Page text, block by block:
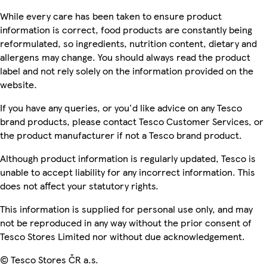
While every care has been taken to ensure product
information is correct, food products are constantly being
reformulated, so ingredients, nutrition content, dietary and
allergens may change. You should always read the product
label and not rely solely on the information provided on the
website.
If you have any queries, or you'd like advice on any Tesco
brand products, please contact Tesco Customer Services, or
the product manufacturer if not a Tesco brand product.
Although product information is regularly updated, Tesco is
unable to accept liability for any incorrect information. This
does not affect your statutory rights.
This information is supplied for personal use only, and may
not be reproduced in any way without the prior consent of
Tesco Stores Limited nor without due acknowledgement.
© Tesco Stores ČR a.s.